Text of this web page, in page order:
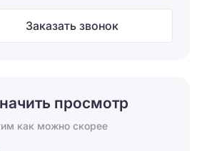
Заказать звонок
просмотр
как можно скорее